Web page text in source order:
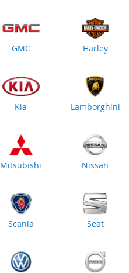
GMC Harley
Kia Lamborghini
Mitsubishi Nissan
Scania Seat